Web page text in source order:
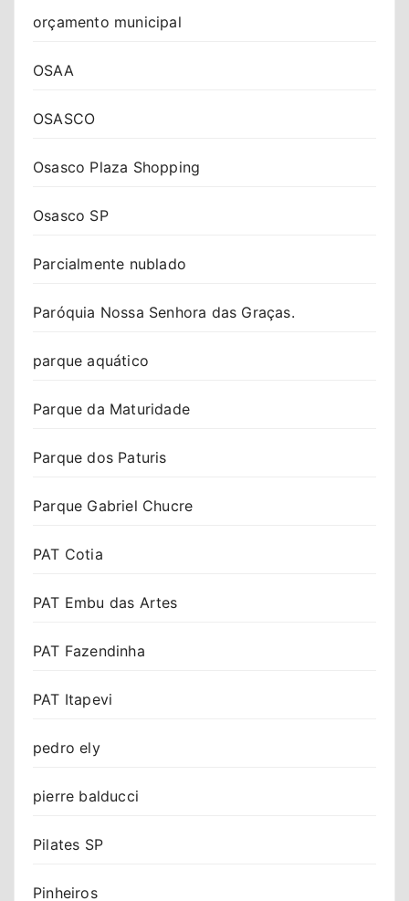
orçamento municipal
OSAA
OSASCO
Osasco Plaza Shopping
Osasco SP
Parcialmente nublado
Paróquia Nossa Senhora das Graças.
parque aquático
Parque da Maturidade
Parque dos Paturis
Parque Gabriel Chucre
PAT Cotia
PAT Embu das Artes
PAT Fazendinha
PAT Itapevi
pedro ely
pierre balducci
Pilates SP
Pinheiros